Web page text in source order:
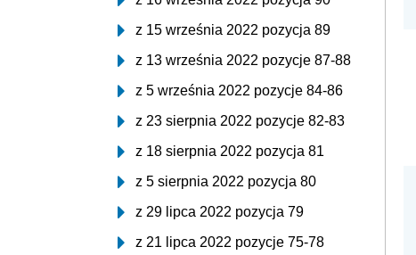
z 15 września 2022 pozycja 89
z 13 września 2022 pozycje 87-88
z 5 września 2022 pozycje 84-86
z 23 sierpnia 2022 pozycje 82-83
z 18 sierpnia 2022 pozycja 81
z 5 sierpnia 2022 pozycja 80
z 29 lipca 2022 pozycja 79
z 21 lipca 2022 pozycje 75-78